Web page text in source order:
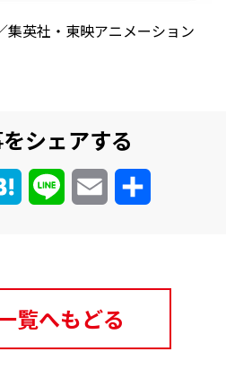
集英社・東映アニメーション
シェアする
Hatena Line Email
覧へもどる